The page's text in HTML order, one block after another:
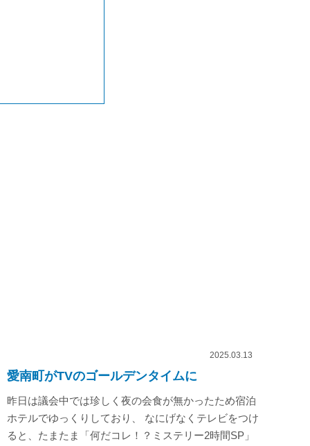
2025.03.13
愛南町がTVのゴールデンタイムに
昨日は議会中では珍しく夜の会食が無かったため宿泊
ホテルでゆっくりしており、 なにげなくテレビをつけ
ると、たまたま「何だコレ！？ミステリー2時間SP」